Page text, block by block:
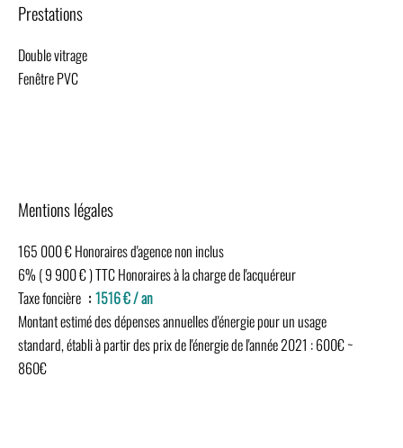
Prestations
Double vitrage
Fenêtre PVC
Mentions légales
165 000 € Honoraires d'agence non inclus
6% ( 9 900 € ) TTC Honoraires à la charge de l'acquéreur
Taxe foncière
1516 € / an
Montant estimé des dépenses annuelles d'énergie pour un usage
standard, établi à partir des prix de l'énergie de l'année 2021 : 600€ ~
860€